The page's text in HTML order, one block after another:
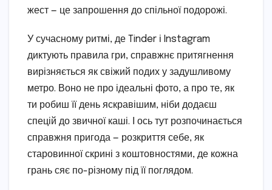
жест — це запрошення до спільної подорожі.
У сучасному ритмі, де Tinder і Instagram
диктують правила гри, справжнє притягнення
вирізняється як свіжий подих у задушливому
метро. Воно не про ідеальні фото, а про те, як
ти робиш її день яскравішим, ніби додаєш
спецій до звичної каші. І ось тут розпочинається
справжня пригода — розкриття себе, як
старовинної скрині з коштовностями, де кожна
грань сяє по-різному під її поглядом.